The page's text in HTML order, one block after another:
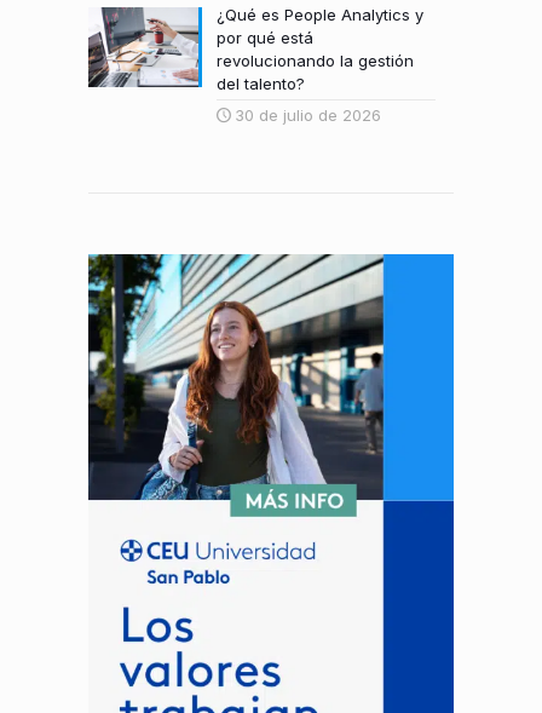
¿Qué es People Analytics y
por qué está
revolucionando la gestión
del talento?
30 de julio de 2026